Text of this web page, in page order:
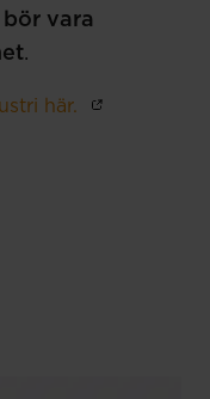
vara
.
här.